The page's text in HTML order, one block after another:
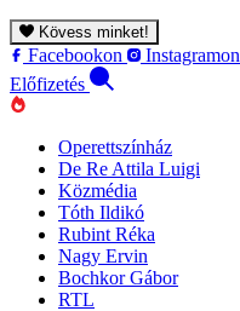
Kövess minket!
Facebookon Instagramon
Előfizetés
Operettszínház
De Re Attila Luigi
Közmédia
Tóth Ildikó
Rubint Réka
Nagy Ervin
Bochkor Gábor
RTL